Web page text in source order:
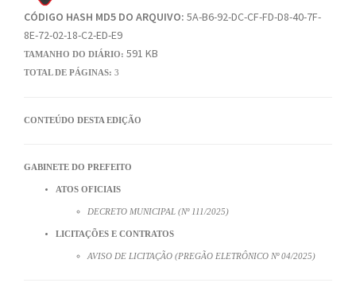
CÓDIGO HASH MD5 DO ARQUIVO: 5A-B6-92-DC-CF-FD-D8-40-7F-
8E-72-02-18-C2-ED-E9
TAMANHO DO DIÁRIO: 591 KB
TOTAL DE PÁGINAS: 3
CONTEÚDO DESTA EDIÇÃO
GABINETE DO PREFEITO
ATOS OFICIAIS
DECRETO MUNICIPAL (Nº 111/2025)
LICITAÇÕES E CONTRATOS
AVISO DE LICITAÇÃO (PREGÃO ELETRÔNICO Nº 04/2025)